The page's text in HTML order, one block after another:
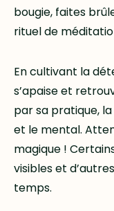
bougie, faites
rituel de
En cultivant la
s’apaise et
par sa pratique,
et le mental.
magique !
visibles et
temps.